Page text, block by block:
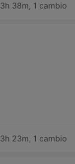
3h 38m, 1 cambio
3h 23m, 1 cambio